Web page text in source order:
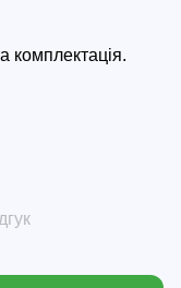
комплектація.